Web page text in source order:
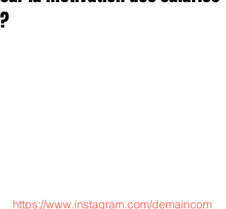
?
https://www.instagram.com/demaincom